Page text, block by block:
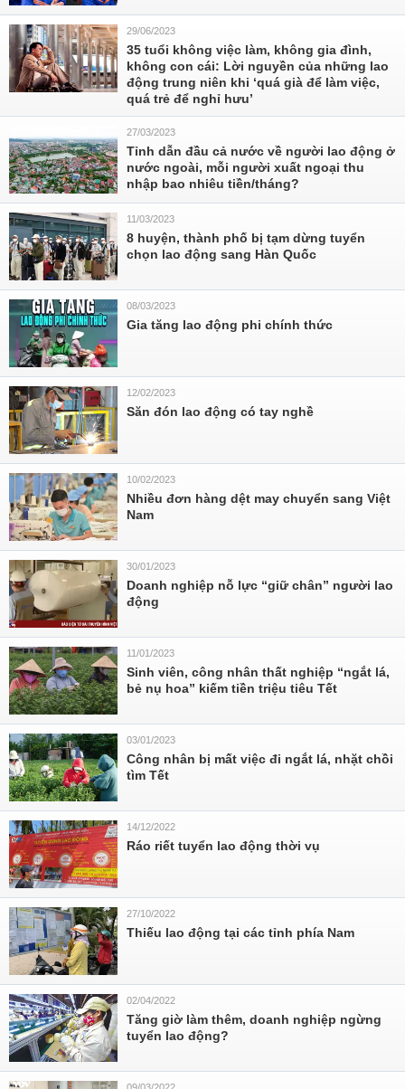
29/06/2023
35 tuổi không việc làm, không gia đình,
không con cái: Lời nguyền của những lao
động trung niên khi ‘quá già để làm việc,
quá trẻ để nghỉ hưu’
27/03/2023
Tỉnh dẫn đầu cả nước về người lao động ở
nước ngoài, mỗi người xuất ngoại thu
nhập bao nhiêu tiền/tháng?
11/03/2023
8 huyện, thành phố bị tạm dừng tuyển
chọn lao động sang Hàn Quốc
08/03/2023
Gia tăng lao động phi chính thức
12/02/2023
Săn đón lao động có tay nghề
10/02/2023
Nhiều đơn hàng dệt may chuyển sang Việt
Nam
30/01/2023
Doanh nghiệp nỗ lực “giữ chân” người lao
động
11/01/2023
Sinh viên, công nhân thất nghiệp “ngắt lá,
bẻ nụ hoa” kiếm tiền triệu tiêu Tết
03/01/2023
Công nhân bị mất việc đi ngắt lá, nhặt chồi
tìm Tết
14/12/2022
Ráo riết tuyển lao động thời vụ
27/10/2022
Thiếu lao động tại các tỉnh phía Nam
02/04/2022
Tăng giờ làm thêm, doanh nghiệp ngừng
tuyển lao động?